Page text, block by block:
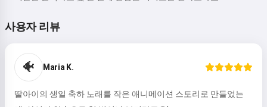
사용자 리뷰
🐠 Maria K.
딸아이의 생일 축하 노래를 작은 애니메이션 스토리로 만들었는